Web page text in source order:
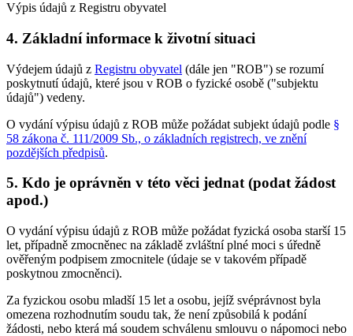
Výpis údajů z Registru obyvatel
4. Základní informace k životní situaci
Výdejem údajů z Registru obyvatel (dále jen "ROB") se rozumí
poskytnutí údajů, které jsou v ROB o fyzické osobě ("subjektu
údajů") vedeny.
O vydání výpisu údajů z ROB může požádat subjekt údajů podle §
58 zákona č. 111/2009 Sb., o základních registrech, ve znění
pozdějších předpisů.
5. Kdo je oprávněn v této věci jednat (podat žádost
apod.)
O vydání výpisu údajů z ROB může požádat fyzická osoba starší 15
let, případně zmocněnec na základě zvláštní plné moci s úředně
ověřeným podpisem zmocnitele (údaje se v takovém případě
poskytnou zmocněnci).
Za fyzickou osobu mladší 15 let a osobu, jejíž svéprávnost byla
omezena rozhodnutím soudu tak, že není způsobilá k podání
žádosti, nebo která má soudem schválenu smlouvu o nápomoci nebo